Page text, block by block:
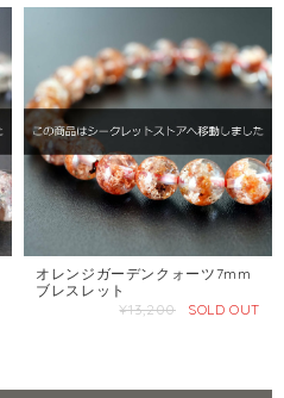
オレンジガーデンクォーツ7mm
ブレスレット
¥13,200
SOLD OUT